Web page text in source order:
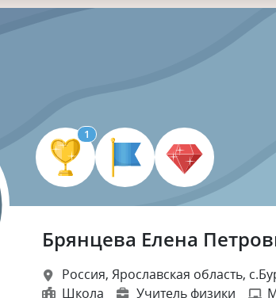
1
Брянцева Елена
Россия, Ярославская область,
Школа
Учитель физики